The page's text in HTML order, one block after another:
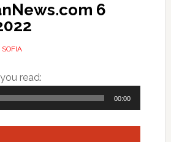
6
SOFIA
read:Audio
Player
00:00